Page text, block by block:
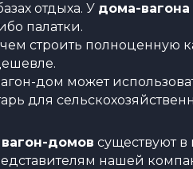
отдыха. У дома-
палатки.
строить полноценную
дом может
для
домов существуют
нашей